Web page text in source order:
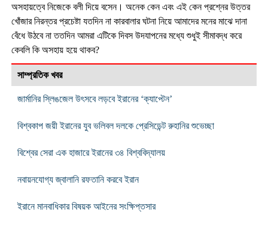
অসহায়ত্বে নিজেকে বলী দিয়ে বসেন। অনেক কেন এবং এই কেন প্রশ্নের উত্তর
খোঁজার নিরন্তর প্রচেষ্টা যতদিন না কারবালার ঘটনা নিয়ে আমাদের মনের মাঝে দানা
বেঁধে উঠবে না ততদিন আমরা এটিকে দিবস উদযাপনের মধ্যে শুধুই সীমাবদ্ধ করে
কেবলি কি অসহায় হয়ে থাকব?
সাম্প্রতিক খবর
জার্মানির স্লিঙজেল উৎসবে লড়বে ইরানের ‘ক্যাপ্টেন’
বিশ্বকাপ জয়ী ইরানের যুব ভলিবল দলকে প্রেসিডেন্ট রুহানির শুভেচ্ছা
বিশ্বের সেরা এক হাজারে ইরানের ৩৪ বিশ্ববিদ্যালয়
নবায়নযোগ্য জ্বালানি রফতানি করবে ইরান
ইরানে মানবাধিকার বিষয়ক আইনের সংক্ষিপ্তসার